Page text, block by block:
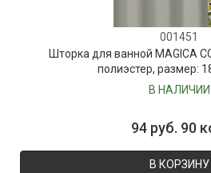
001451
Шторка для ванной MAGICA
полиэстер, размер:
В НАЛИЧИИ
94 руб. 90
В КОРЗИНУ